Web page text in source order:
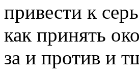
привести к
как принять
за и против и